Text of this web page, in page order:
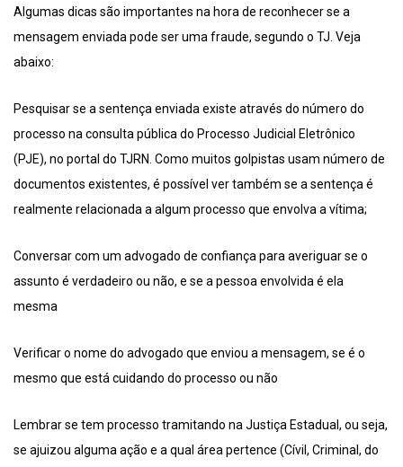
Algumas dicas são importantes na hora de reconhecer se a
mensagem enviada pode ser uma fraude, segundo o TJ. Veja
abaixo:
Pesquisar se a sentença enviada existe através do número do
processo na consulta pública do Processo Judicial Eletrônico
(PJE), no portal do TJRN. Como muitos golpistas usam número de
documentos existentes, é possível ver também se a sentença é
realmente relacionada a algum processo que envolva a vítima;
Conversar com um advogado de confiança para averiguar se o
assunto é verdadeiro ou não, e se a pessoa envolvida é ela
mesma
Verificar o nome do advogado que enviou a mensagem, se é o
mesmo que está cuidando do processo ou não
Lembrar se tem processo tramitando na Justiça Estadual, ou seja,
se ajuizou alguma ação e a qual área pertence (Cívil, Criminal, do